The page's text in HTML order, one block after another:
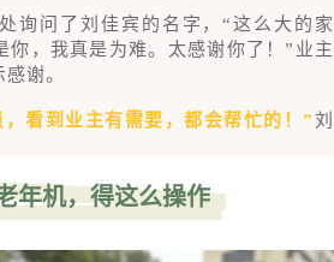
询问了刘佳宾的名字，“这么大的家
你，我真是为难。太感谢你了！”业主
谢。
看到业主有需要，都会帮忙的！”刘
年机，得这么操作